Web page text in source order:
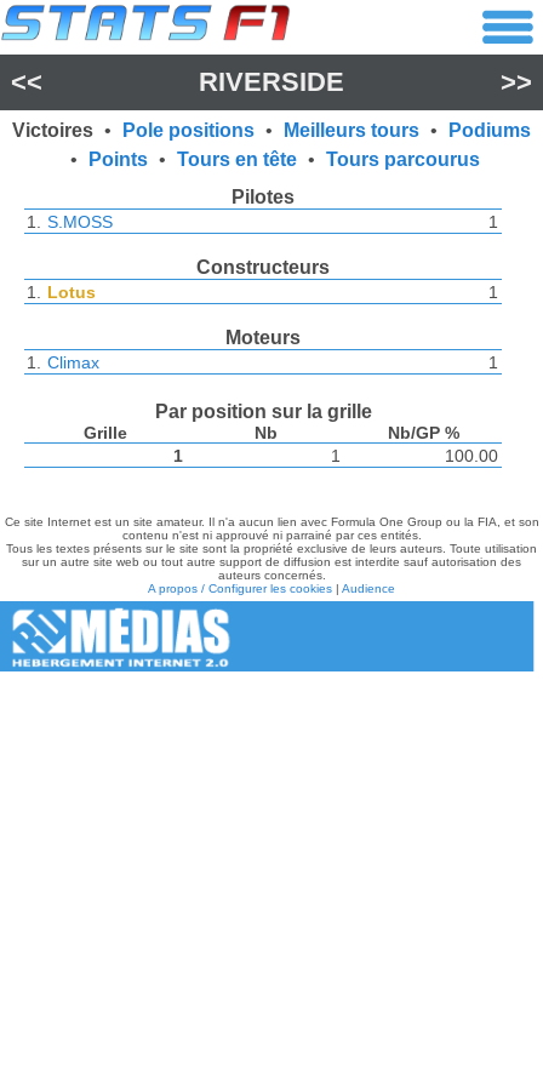
<< RIVERSIDE >>
Victoires • Pole positions • Meilleurs tours •
Podiums
•
Points • Tours en tête • Tours parcourus
Pilotes
1. S.MOSS 1
Constructeurs
1. Lotus 1
Moteurs
1. Climax 1
Par position sur la grille
Grille Nb
Nb/GP %
1
1 100.00
Ce site Internet est un site amateur. Il n'a aucun lien avec Formula One Group ou la FIA, et son
contenu n'est ni approuvé ni parrainé par ces entités.
Tous les textes présents sur le site sont la propriété exclusive de leurs auteurs. Toute utilisation
sur un autre site web ou tout autre support de diffusion est interdite sauf autorisation des
auteurs concernés.
A propos / Configurer les cookies | Audience